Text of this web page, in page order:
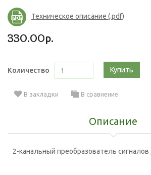
Техническое описание (.pdf)
330.00р.
Количество Купить
В закладки В сравнение
Описание
2-канальный преобразователь